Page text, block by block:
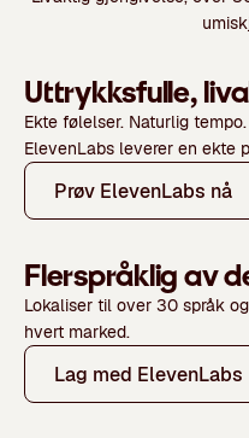
Uttrykksfulle,
Ekte følelser. Naturlig
ElevenLabs leverer en ekte
Prøv ElevenLabs nå
Flerspråklig av
Lokaliser til over 30 språk
hvert marked.
Lag med ElevenLabs